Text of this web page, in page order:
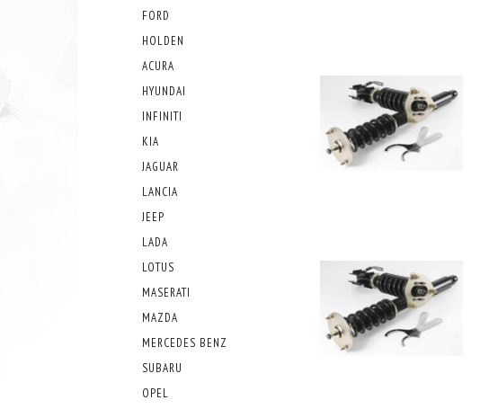
FORD
HOLDEN
ACURA
HYUNDAI
INFINITI
KIA
JAGUAR
LANCIA
JEEP
LADA
LOTUS
MASERATI
MAZDA
MERCEDES BENZ
SUBARU
OPEL